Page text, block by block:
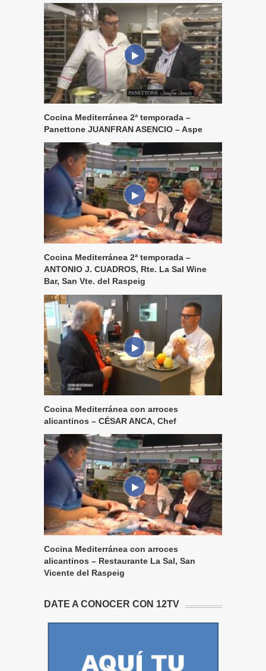
Cocina Mediterránea 2ª temporada –
Panettone JUANFRAN ASENCIO – Aspe
Cocina Mediterránea 2ª temporada –
ANTONIO J. CUADROS, Rte. La Sal Wine
Bar, San Vte. del Raspeig
Cocina Mediterránea con arroces
alicantinos – CÉSAR ANCA, Chef
Cocina Mediterránea con arroces
alicantinos – Restaurante La Sal, San
Vicente del Raspeig
DATE A CONOCER CON 12TV